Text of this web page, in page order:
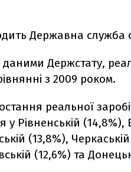
Державна служба
Держстату,
з 2009 роком.
реальної
у Рівненській
(13,8%),
(12,6%) та